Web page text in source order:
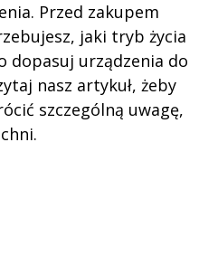
Przed zakupem
jaki tryb życia
dopasuj urządzenia do
nasz artykuł, żeby
szczególną uwagę,